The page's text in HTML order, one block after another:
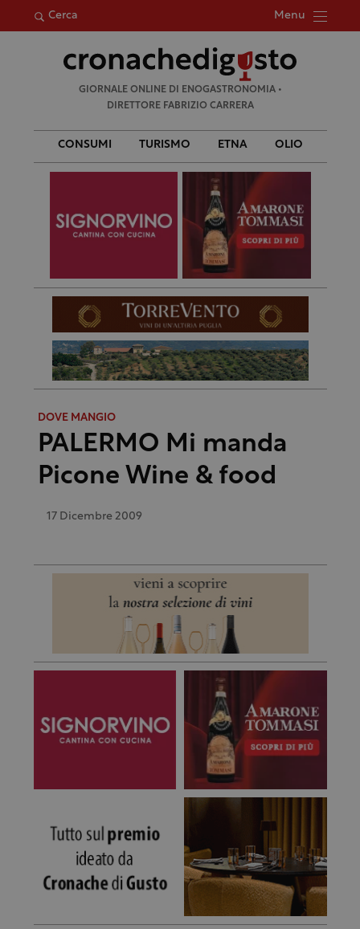
Cerca Menu
per:
GIORNALE ONLINE DI ENOGASTRONOMIA •
DIRETTORE FABRIZIO CARRERA
CONSUMI TURISMO ETNA OLIO
DOVE MANGIO
PALERMO Mi manda
Picone Wine & food
17 Dicembre 2009